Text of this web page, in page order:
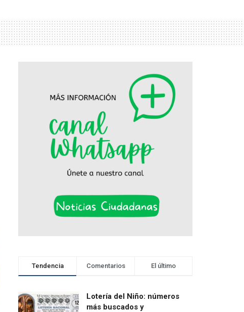
Tendencia Comentarios El último
Lotería del Niño: números
más buscados y